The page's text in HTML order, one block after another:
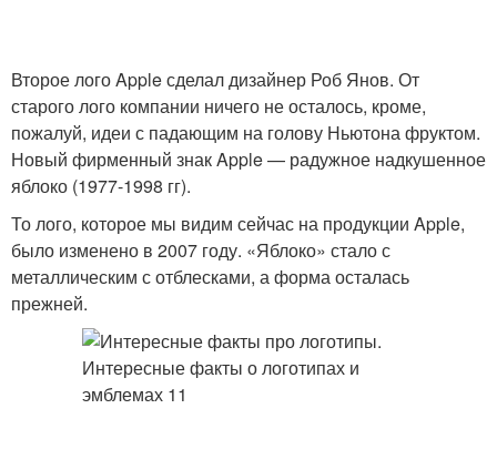
Второе лого Apple сделал дизайнер Роб Янов. От
старого лого компании ничего не осталось, кроме,
пожалуй, идеи с падающим на голову Ньютона фруктом.
Новый фирменный знак Apple — радужное надкушенное
яблоко (1977-1998 гг).
То лого, которое мы видим сейчас на продукции Apple,
было изменено в 2007 году. «Яблоко» стало с
металлическим с отблесками, а форма осталась
прежней.